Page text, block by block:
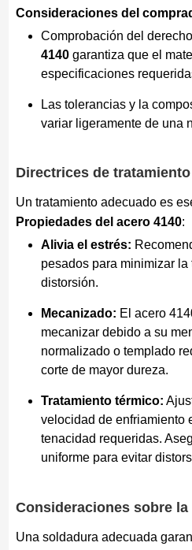
Consideraciones del
Comprobación del derecho
4140garantiza que el
especificaciones
Las tolerancias y la
variar ligeramente de una
Directrices de tratamiento
Un tratamiento adecuado es
Propiedades del acero 4140:
Alivia el estrés:
pesados para minimizar
distorsión.
Mecanizado: El acero
mecanizar debido a su
normalizado o templado
corte de mayor dureza.
Tratamiento térmico:
velocidad de enfriamiento
tenacidad requeridas.
uniforme para evitar
Consideraciones sobre
Una soldadura adecuada